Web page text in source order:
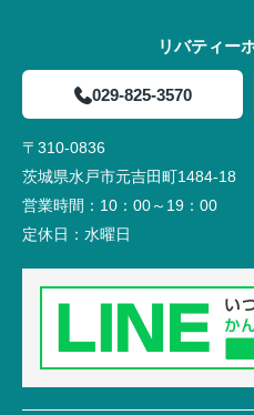
リバティー
029-825-3570
〒310-0836
茨城県水戸市元吉田町1484-18
営業時間： 10：00～19：00
定休日： 水曜日